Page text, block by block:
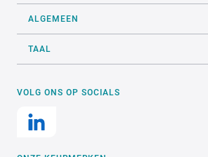
ALGEMEEN
TAAL
VOLG ONS OP SOCIALS